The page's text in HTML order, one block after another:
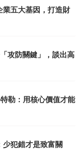
業五大基因，打造財
攻防關鍵」，談出高
勒：用核心價值才能
犯錯才是致富關